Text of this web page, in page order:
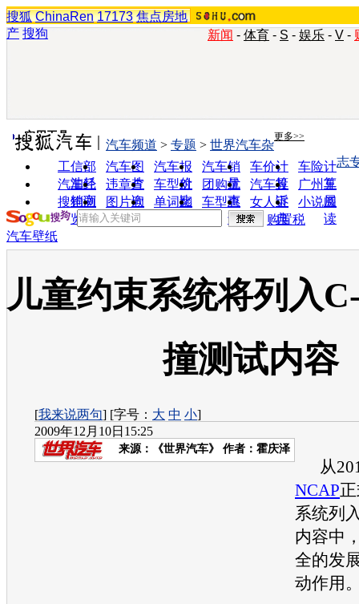
搜狐 ChinaRen 17173 焦点房地
产 搜狗 新闻 - 体育 - S - 娱乐 - V -
实用工具 更多>>
工信部
油耗
汽车图
片
汽车报
价
汽车销
量
车价计
算
车险计
算
汽车经
销商
违章查
询
车型对
比
团购优
惠
汽车投
诉
广州车
展
搜狗浏
览器
图片欣
赏
单词翻
车型查
询
女人宝
典
小说阅
读
汽车频道 > 专题 > 世界汽车杂
志
购置税
汽车壁纸
儿童约束系统将列入
撞测试内容
[我来说两句] [字号： 大 中 小]
2009年12月10日15:25
来源： 《世界汽车》 作者：霍庆泽
从
NCAP
系统列
内容中
全的发
动作用